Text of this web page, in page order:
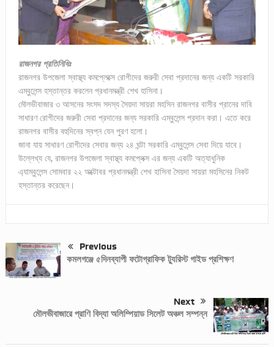
রাজনগর প্রতিনিধিঃ
রাজনগর উপজেলা স্বাস্থ্য কমপ্লেক্সে রোগীদের জরুরী সেবা প্রদানের জন্য একটি সরকারি
এম্বুলেন্স হস্তান্তর করলেন প্রধানমন্ত্রী শেখ হাসিনা।
মৌলভীবাজার ৩ আসনের সংসদ সদস্য সৈয়দা সায়রা মহসিন রাজনগর বাসীর প্রানের দাবি
সাধারণ রোগীদের জরুরী সেবা প্রদানের জন্য সরকারি এম্বুলেন্স প্রদান করা। এতে করে
রাজনগর বাসীর বহুদিনের স্বপ্ন যেন পুরণ হলো।
জানা যায় সাধারণ রোগীদের সেবার জন্য ২৪ ঘন্টা সরকারি এম্বুলেন্স সেবা দিয়ে যাবে।
উল্লেখ্য যে, রাজনগর উপজেলা স্বাস্থ্য কমপ্লেক্স এর জন্য একটি অত্যাধুনিক
এ্যাম্বুলেন্স সোমবার ২২ অক্টোবর প্রধানমন্ত্রী শেখ হাসিনা সৈয়দা সায়রা মহসিনের নিকট
হস্তান্তর করেছেন।
Previous
কমলগঞ্জে ৫দিনব্যাপী ফটোগ্রাফিক ট্যুরিস্ট গাইড প্রশিক্ষণ
Next
মৌলভীবাজারে প্রাণি বিদ্যা অলিম্পিয়াড সিলেট অঞ্চল সম্পন্ন